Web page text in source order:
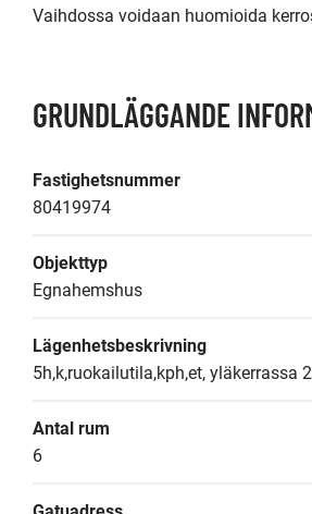
Vaihdossa voidaan huomioida
GRUNDLÄGGANDE
Fastighetsnummer
80419974
Objekttyp
Egnahemshus
Lägenhetsbeskrivning
5h,k,ruokailutila,kph,et, yläkerrassa
Antal rum
6